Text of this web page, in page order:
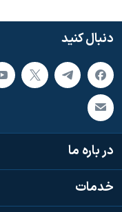
دنبال کنید
در باره ما
خدمات